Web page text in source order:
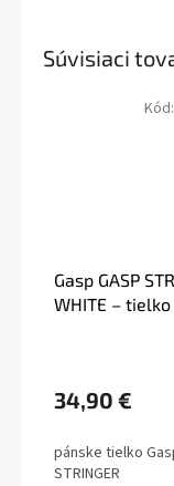
Súvisiaci
Gasp GASP
WHITE –
34,90 €
pánske tielko
STRINGER
Kód: